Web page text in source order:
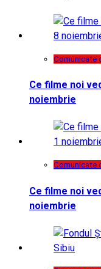
Comunicate
Ce filme noi
noiembrie
Comunicate
Ce filme noi
noiembrie